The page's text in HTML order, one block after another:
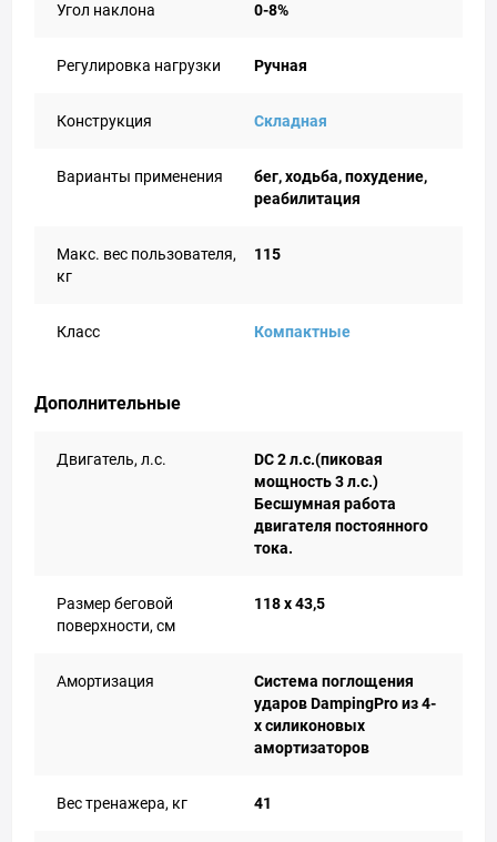
Угол наклона 0-8%
Регулировка нагрузки Ручная
Конструкция Складная
Варианты применения
бег, ходьба, похудение,
реабилитация
Макс. вес пользователя,
кг
115
Класс Компактные
Дополнительные
Двигатель, л.с.
DC 2 л.с.(пиковая
мощность 3 л.с.)
Бесшумная работа
двигателя постоянного
тока.
Размер беговой
поверхности, см
118 х 43,5
Амортизация
Система поглощения
ударов DampingPro из 4-
х силиконовых
амортизаторов
Вес тренажера, кг 41